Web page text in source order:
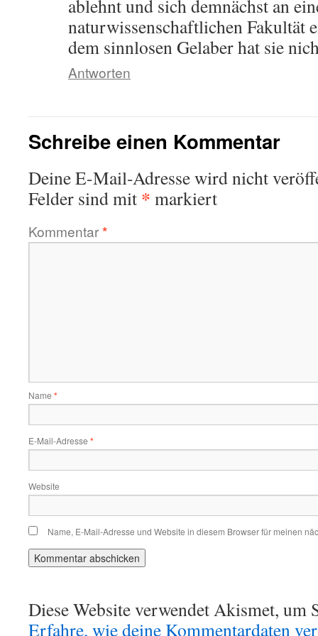
ablehnt und sich demnächst an
naturwissenschaftlichen Fakultät
dem sinnlosen Gelaber hat sie
Antworten
Schreibe einen Kommentar
Deine E-Mail-Adresse wird nicht
Felder sind mit * markiert
Kommentar*
Name *
E-Mail-Adresse *
Website
Name, E-Mail-Adresse und Website in diesem Browser für meinen
Diese Website verwendet Akismet, um
Erfahre, wie deine Kommentardaten